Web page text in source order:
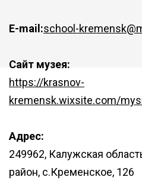
E-mail:school-
Сайт музея:
https://krasnov-
kremensk.wixsite.com/
Адрес:
249962, Калужская
район, с.Кременское, 126